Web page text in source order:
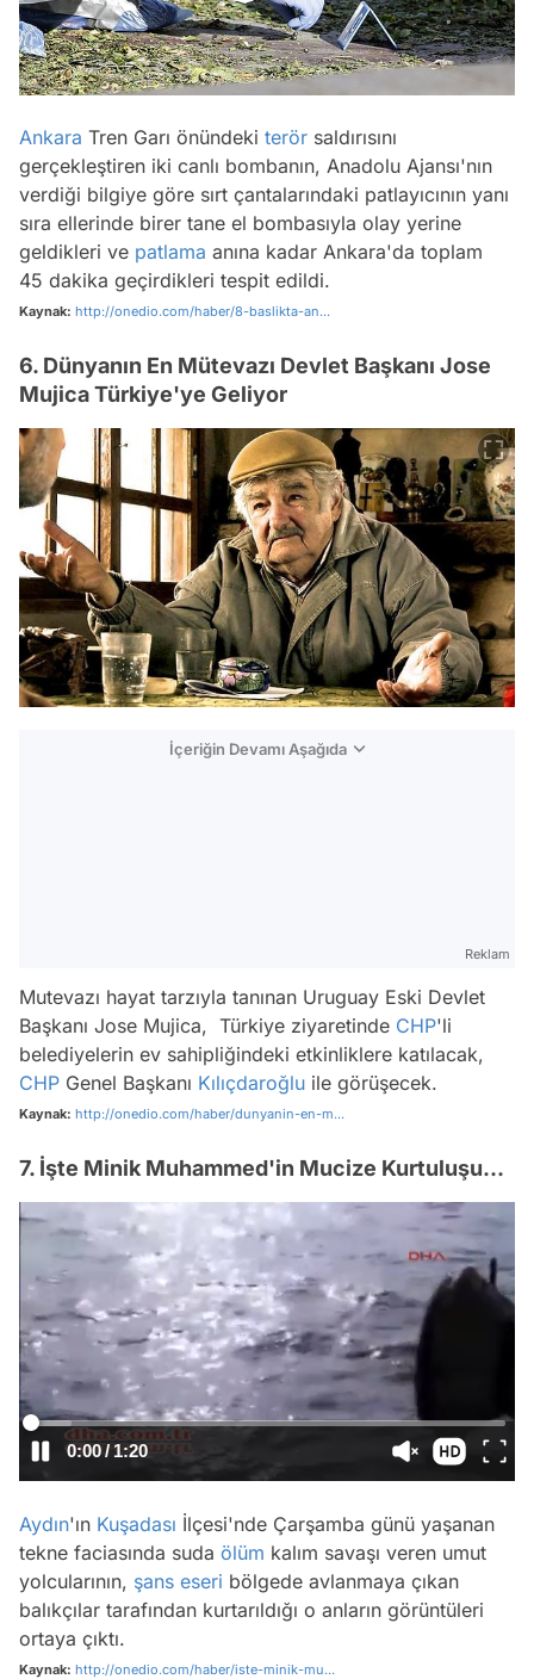
Ankara Tren Garı önündeki terör saldırısını
gerçekleştiren iki canlı bombanın, Anadolu Ajansı'nın
verdiği bilgiye göre sırt çantalarındaki patlayıcının yanı
sıra ellerinde birer tane el bombasıyla olay yerine
geldikleri ve patlama anına kadar Ankara'da toplam
45 dakika geçirdikleri tespit edildi.
Kaynak: http://onedio.com/haber/8-baslikta-an...
6. Dünyanın En Mütevazı Devlet Başkanı Jose
Mujica Türkiye'ye Geliyor
İçeriğin Devamı Aşağıda
Reklam
Mutevazı hayat tarzıyla tanınan Uruguay Eski Devlet
Başkanı Jose Mujica, Türkiye ziyaretinde CHP'li
belediyelerin ev sahipliğindeki etkinliklere katılacak,
CHP Genel Başkanı Kılıçdaroğlu ile görüşecek.
Kaynak: http://onedio.com/haber/dunyanin-en-m...
7. İşte Minik Muhammed'in Mucize Kurtuluşu...
/
Aydın'ın Kuşadası İlçesi'nde Çarşamba günü yaşanan
tekne faciasında suda ölüm kalım savaşı veren umut
yolcularının, şans eseri bölgede avlanmaya çıkan
balıkçılar tarafından kurtarıldığı o anların görüntüleri
ortaya çıktı.
Kaynak: http://onedio.com/haber/iste-minik-mu...